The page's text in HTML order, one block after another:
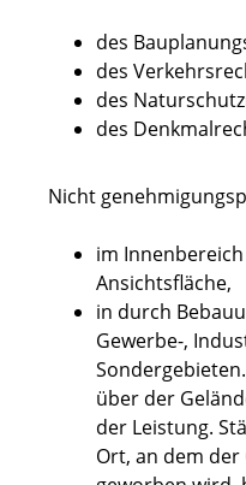
des
des
des
des
Nicht
im
Ansichtsfläche,
in durch
Gewerbe-,
über der
der Leistung.
Ort, an dem